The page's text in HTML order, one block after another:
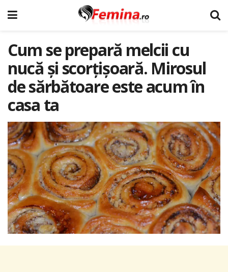
Cum se prepară melcii cu
nucă și scorțișoară. Mirosul
de sărbătoare este acum în
casa ta